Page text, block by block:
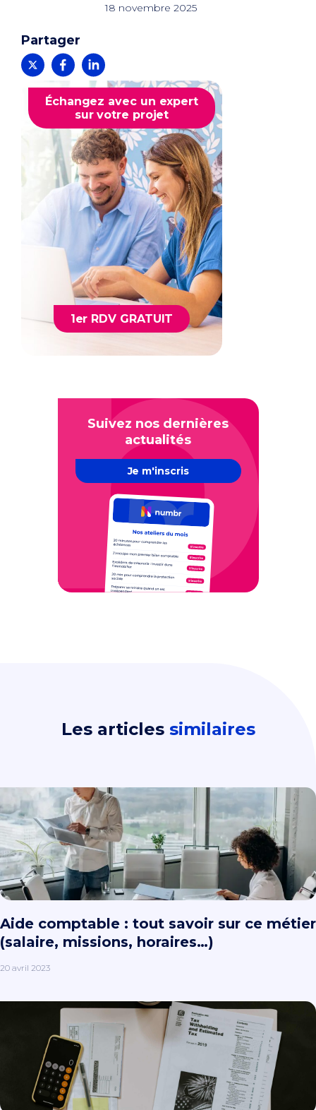
18 novembre 2025
Partager
Échangez avec un expert
sur votre projet
1er RDV GRATUIT
Suivez nos dernières
actualités
Je m'inscris
Les articles similaires
Aide comptable : tout savoir sur ce métier
(salaire, missions, horaires…)
20 avril 2023